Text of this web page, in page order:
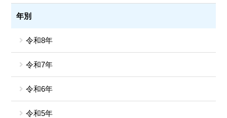
年別
令和8年
令和7年
令和6年
令和5年